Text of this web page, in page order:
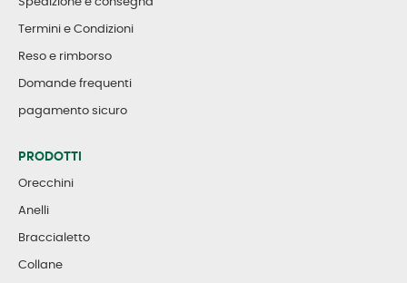
Spedizione e consegna
Termini e Condizioni
Reso e rimborso
Domande frequenti
pagamento sicuro
PRODOTTI
Orecchini
Anelli
Braccialetto
Collane